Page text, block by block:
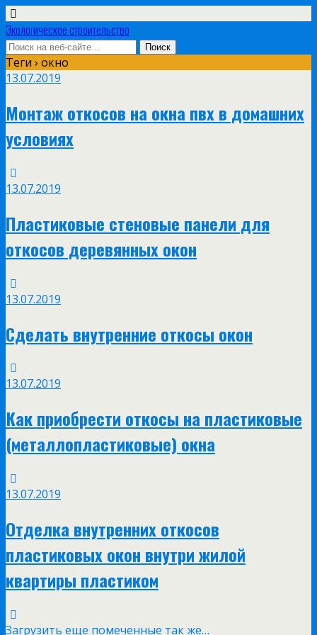
Экологическое строительство
Теги › окно
13.07.2019
Монтаж откосов на окна пвх в домашних
условиях
13.07.2019
Пластиковые стеновые панели для
откосов деревянных окон
13.07.2019
Сделать внутренние откосы окон
13.07.2019
Как приобрести откосы на пластиковые
(металлопластиковые) окна
13.07.2019
Отделка внутренних откосов
пластиковых окон внутри жилой
квартиры пластиком
Загрузить еще помеченные так же…